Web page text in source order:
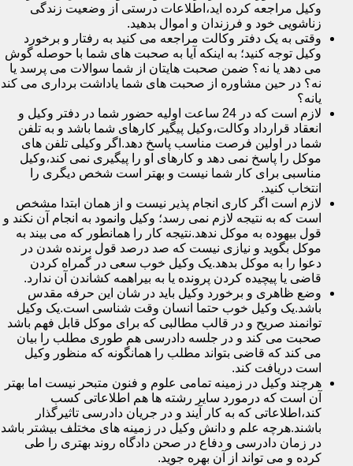
وکیل مراجعه کرده اید،اطلاعات درستی از وضعیت زندگی
زناشویی خود و فرزندان و اموال بدهید.
وقتی به یک دفتر وکالت مراجعه می کنید به رفتار و برخورد
وکیل توجه کنید؛ به اینکه آیا به صحبت های شما با حوصله گوش
می دهد یا نه؟ ضمن صحبت هایتان از شما سوالات می پرسد یا
نه؟ در حین مشاوره از صحبت های شما یاداشت برداری می کند
یانه؟
لازم است که در 24 ساعت اولیه حضور شما در دفتر وکیل و
انعقاد قرارداد وکالت،وکیل پیگیر کارهای شما باشد و به تلفن
شما در اولین فرصت مناسب پاسخ دهد.اگر وکیلی تلفن های
موکل را پاسخ نمی دهد و کارهای او را پیگیری نمی کند،وکیل
مناسبی برای کار شما نیست و بهتر است شخص دیگری را
انتخاب کنید.
لازم است اگر کاری انجام پذیر نیست و از همان ابتدا مشخص
است که به نتیجه لازم نمی رسد؛ وکیل وانمود به انجام آن نکند و
قول بیهوده به موکل ندهد.نتیجه کار را همانطور که می بیند به
موکل بگوید و نیازی نیست که صد درصد قول برنده شدن در
دعوا را به موکل بدهد.یک وکیل خوب سعی در گمراه کردن
قاضی یا پیچیده کردن پرونده یا به بیراهمه کشاندن آن ندارد.
وضع ظاهری و برخورد وکیل باید در شان این حرفه مقدس
باشد.یک وکیل خوب حتما انسان وقت شناسی است.یک وکیل
توانمند صریح و در قالب مطالبی که برای موکل قابل فهم باشد
صحبت می کند و در جلسه دادرسی هم طوری مطلب را بیان
می کند که قاضی بتواند مطلب را همانگونه که منظور وکیل
است دریافت کند.
هرچند وکیل در زمینه تمامی علوم و فنون متبحر نیست اما بهتر
آن است که درمورد سایر رشته ها هم اطلاعاتی کسب
کند،اطلاعاتی که به کار آیند و در جریان دادرسی تاثیرگذار
باشند.هرچه علم و دانش وکیل در زمینه های مختلف بیشتر باشد
در زمان دادرسی و دفاع در صحن دادگاه روند بهتری را طی
کرده و می تواند از آن بهره جوید.